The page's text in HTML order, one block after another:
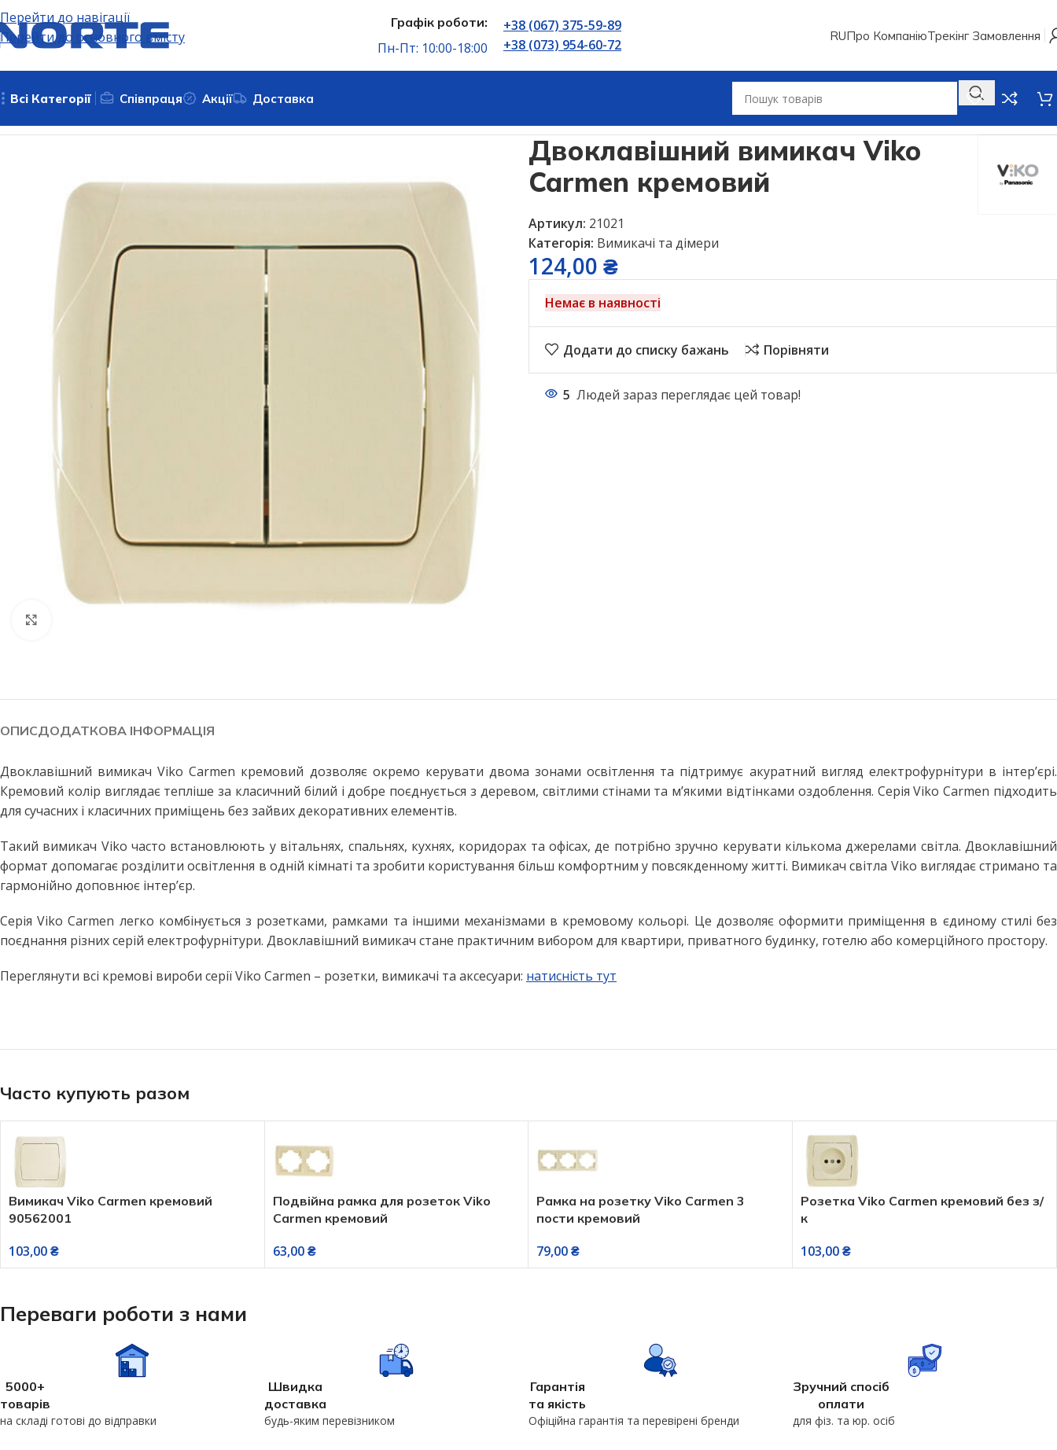
Перейти до навігації
Перейти до основного вмісту
Графік роботи:
Пн-Пт: 10:00-18:00
+38 (067) 375-59-89
+38 (073) 954-60-72
RUПро КомпаніюТрекінг Замовлення
Всі Категорії
Філаментні лампи
Декоративні лампи
Промислові лампи
Інфрачервоні лампи
ВУЛИЧНЕ ОСВІТЛЕННЯ
Прожектори світлодіодні
Вуличні ліхтарі
Вулична гірлянда
ДАТЧИКИ РУХУ ТА
Стельові світильники з пультом
Бра та настінні світильники
Точкові світильники
Підвісні світильники
Меблеві світильники
Споти
LED панелі армстронг
Лінійні світильники
Промислові світильники підвісні
ЛІХТАРІ ТА ПЕРЕНОСНІ ЛАМПИ
Ручні ліхтарі
Переносні лампи
КОМПЛЕКТУЮЧІ ДЛЯ
ОСВІТЛЕННЯ
Патрони для ламп
Співпраця Акції Доставка
Двоклавішний вимикач Viko
Carmen кремовий
Артикул: 21021
Категорія: Вимикачі та дімери
124,00 ₴
Немає в наявності
Додати до списку бажань Порівняти
5 Людей зараз переглядає цей товар!
ОПИСДОДАТКОВА ІНФОРМАЦІЯ
Двоклавішний вимикач Viko Carmen кремовий дозволяє окремо керувати двома зонами освітлення та підтримує акуратний вигляд електрофурнітури в інтер’єрі.
Кремовий колір виглядає тепліше за класичний білий і добре поєднується з деревом, світлими стінами та м’якими відтінками оздоблення. Серія Viko Carmen підходить
для сучасних і класичних приміщень без зайвих декоративних елементів.
Такий вимикач Viko часто встановлюють у вітальнях, спальнях, кухнях, коридорах та офісах, де потрібно зручно керувати кількома джерелами світла. Двоклавішний
формат допомагає розділити освітлення в одній кімнаті та зробити користування більш комфортним у повсякденному житті. Вимикач світла Viko виглядає стримано та
гармонійно доповнює інтер’єр.
Серія Viko Carmen легко комбінується з розетками, рамками та іншими механізмами в кремовому кольорі. Це дозволяє оформити приміщення в єдиному стилі без
поєднання різних серій електрофурнітури. Двоклавішний вимикач стане практичним вибором для квартири, приватного будинку, готелю або комерційного простору.
Переглянути всі кремові вироби серії Viko Carmen – розетки, вимикачі та аксесуари: натисність тут
Часто купують разом
Viko Carmen кремовий
₴
Подвійна рамка для розеток Viko
Carmen кремовий
63,00₴
Рамка на розетку Viko Carmen 3
пости кремовий
79,00₴
Розетка Viko Carmen кремовий без з/
103,00₴
Переваги роботи з нами
5000+
товарів
на складі готові до відправки
Швидка
доставка
будь-яким перевізником
Гарантія
та якість
Офіційна гарантія та перевірені бренди
Зручний спосіб
оплати
для фіз. та юр. осіб